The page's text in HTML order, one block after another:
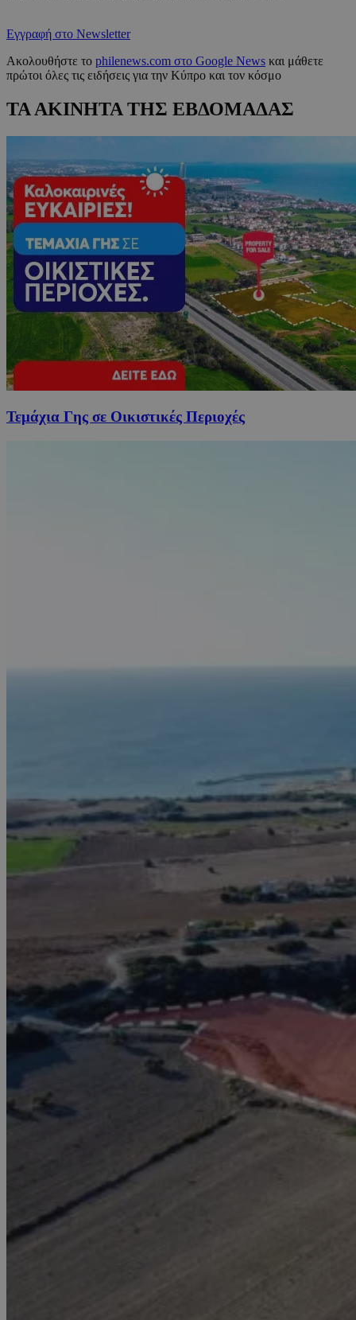
Εγγραφή στο Newsletter
Ακολουθήστε το philenews.com στο Google News και μάθετε
πρώτοι όλες τις ειδήσεις για την Κύπρο και τον κόσμο
ΤΑ ΑΚΙΝΗΤΑ ΤΗΣ ΕΒΔΟΜΑΔΑΣ
Τεμάχια Γης σε Οικιστικές Περιοχές